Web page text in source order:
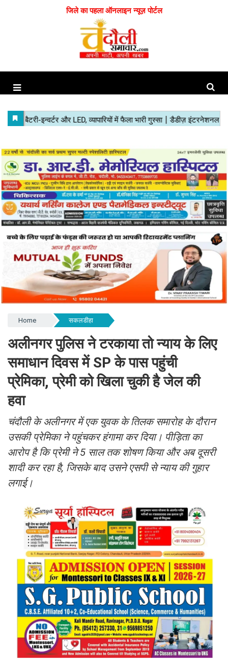
जिले का पहला ऑनलाइन न्यूज़ पोर्टल
Home सकलडीहा
अलीनगर पुलिस ने टरकाया तो न्याय के लिए
समाधान दिवस में SP के पास पहुंची
प्रेमिका, प्रेमी को खिला चुकी है जेल की
हवा
चंदौली के अलीनगर में एक युवक के तिलक समारोह के दौरान
उसकी प्रेमिका ने पहुंचकर हंगामा कर दिया। पीड़िता का
आरोप है कि प्रेमी ने 5 साल तक शोषण किया और अब दूसरी
शादी कर रहा है, जिसके बाद उसने एसपी से न्याय की गुहार
लगाई।